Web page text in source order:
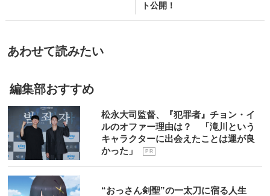
ト公開！
あわせて読みたい
編集部おすすめ
松永大司監督、『犯罪者』チョン・イ
ルのオファー理由は？ 「滝川という
キャラクターに出会えたことは運が良
かった」
P R
“おっさん剣聖”の一太刀に宿る人生